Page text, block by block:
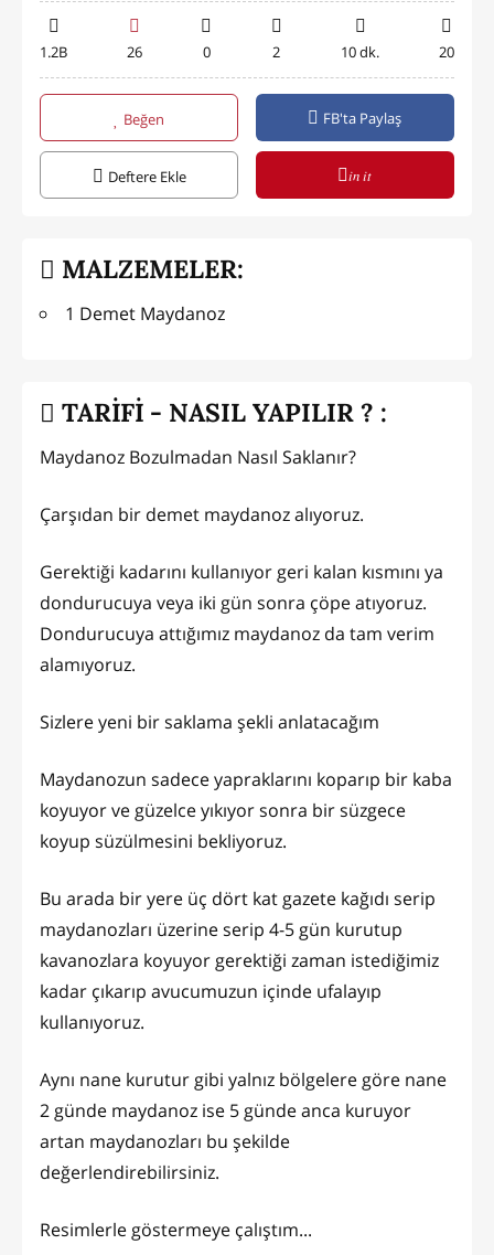
1.2B 26 0 2 10 dk. 20
Beğen FB'ta Paylaş
Deftere Ekle in it
MALZEMELER:
1 Demet Maydanoz
TARİFİ - NASIL YAPILIR ? :
Maydanoz Bozulmadan Nasıl Saklanır?
Çarşıdan bir demet maydanoz alıyoruz.
Gerektiği kadarını kullanıyor geri kalan kısmını ya
dondurucuya veya iki gün sonra çöpe atıyoruz.
Dondurucuya attığımız maydanoz da tam verim
alamıyoruz.
Sizlere yeni bir saklama şekli anlatacağım
Maydanozun sadece yapraklarını koparıp bir kaba
koyuyor ve güzelce yıkıyor sonra bir süzgece
koyup süzülmesini bekliyoruz.
Bu arada bir yere üç dört kat gazete kağıdı serip
maydanozları üzerine serip 4-5 gün kurutup
kavanozlara koyuyor gerektiği zaman istediğimiz
kadar çıkarıp avucumuzun içinde ufalayıp
kullanıyoruz.
Aynı nane kurutur gibi yalnız bölgelere göre nane
2 günde maydanoz ise 5 günde anca kuruyor
artan maydanozları bu şekilde
değerlendirebilirsiniz.
Resimlerle göstermeye çalıştım...